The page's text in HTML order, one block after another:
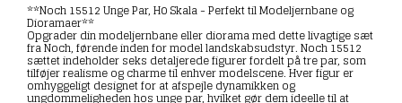
**Noch 15512 Unge Par, H0 Skala - Perfekt til Modeljernbane og
Dioramaer**
Opgrader din modeljernbane eller diorama med dette livagtige sæt
fra Noch, førende inden for model landskabsudstyr. Noch 15512
sættet indeholder seks detaljerede figurer fordelt på tre par, som
tilføjer realisme og charme til enhver modelscene. Hver figur er
omhyggeligt designet for at afspejle dynamikken og
ungdommeligheden hos unge par, hvilket gør dem ideelle til at